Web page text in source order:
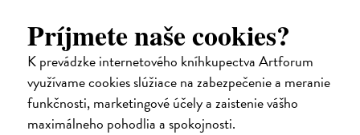
Príjmete naše cookies?
K prevádzke internetového kníhkupectva Artforum
využívame cookies slúžiace na zabezpečenie a meranie
funkčnosti, marketingové účely a zaistenie vášho
maximálneho pohodlia a spokojnosti.